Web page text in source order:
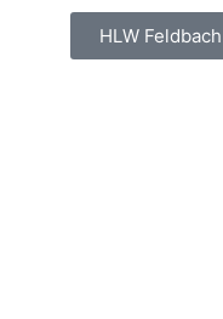
HLW